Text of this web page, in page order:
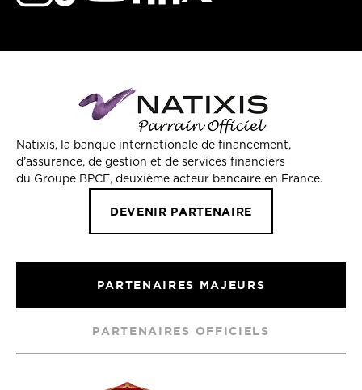
Natixis, la banque internationale de financement,
d’assurance, de gestion et de services financiers
du Groupe BPCE, deuxième acteur bancaire en France.
DEVENIR PARTENAIRE
PARTENAIRES MAJEURS
PARTENAIRES OFFICIELS